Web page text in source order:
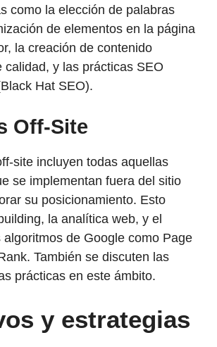
como la elección de palabras
de elementos en la página
la creación de contenido
calidad, y las prácticas SEO
Hat SEO).
Off-Site
site incluyen todas aquellas
se implementan fuera del sitio
su posicionamiento. Esto
la analítica web, y el
algoritmos de Google como Page
También se discuten las
prácticas en este ámbito.
y estrategias